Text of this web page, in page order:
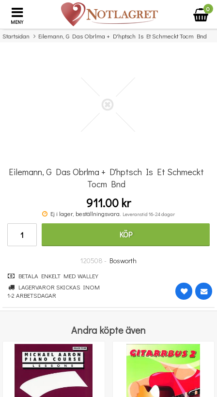
MENY
0
Startsidan Eilemann, G Das Obrlma + D'hptsch Is Et Schmeckt Tocm Bnd
Benjamin Britten: Simple Symphony For String Orchestra - Study Score
364 kr
Eilemann, G Das Obrlma + D'hptsch Is Et Schmeckt
Tocm Bnd
911.00 kr
Ej i lager, beställningsvara. Leveranstid 16-24 dagar
KÖP
120508 - Bosworth
BETALA ENKELT MED WALLEY
LAGERVAROR SKICKAS INOM
1-2 ARBETSDAGAR
Andra köpte även